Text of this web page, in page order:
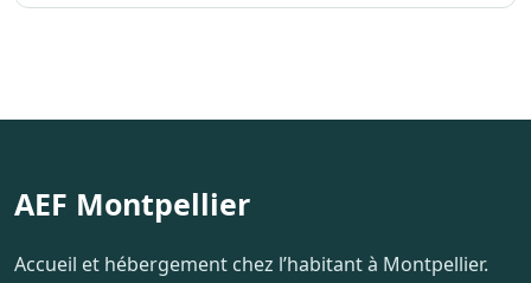
AEF Montpellier
Accueil et hébergement chez l’habitant à Montpellier.